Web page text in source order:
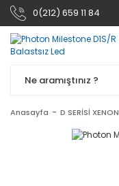
0(212) 659 11 84
Anasayfa D SERİSİ XENON